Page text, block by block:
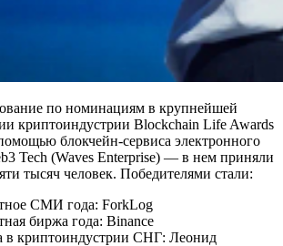
по номинациям в крупнейшей
криптоиндустрии Blockchain Life Awards
блокчейн-сервиса электронного
Tech (Waves Enterprise) — в нем приняли
тысяч человек. Победителями стали:
СМИ года: ForkLog
биржа года: Binance
в криптоиндустрии СНГ: Леонид